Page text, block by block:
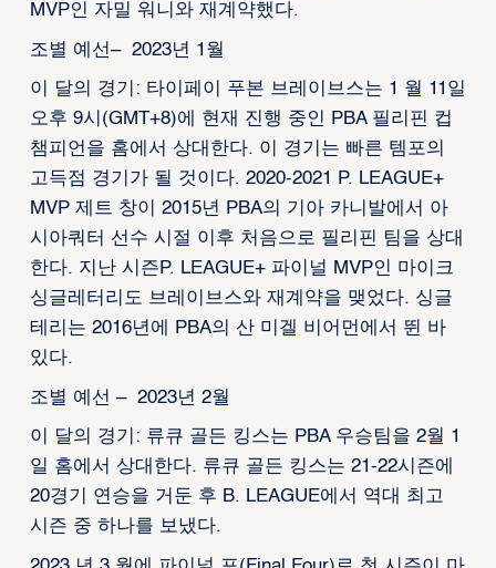
MVP인 자밀 워니와 재계약했다.
조별 예선– 2023년 1월
이 달의 경기: 타이페이 푸본 브레이브스는 1 월 11일
오후 9시(GMT+8)에 현재 진행 중인 PBA 필리핀 컵
챔피언을 홈에서 상대한다. 이 경기는 빠른 템포의
고득점 경기가 될 것이다. 2020-2021 P. LEAGUE+
MVP 제트 창이 2015년 PBA의 기아 카니발에서 아
시아쿼터 선수 시절 이후 처음으로 필리핀 팀을 상대
한다. 지난 시즌P. LEAGUE+ 파이널 MVP인 마이크
싱글레터리도 브레이브스와 재계약을 맺었다. 싱글
테리는 2016년에 PBA의 산 미겔 비어먼에서 뛴 바
있다.
조별 예선 – 2023년 2월
이 달의 경기: 류큐 골든 킹스는 PBA 우승팀을 2월 1
일 홈에서 상대한다. 류큐 골든 킹스는 21-22시즌에
20경기 연승을 거둔 후 B. LEAGUE에서 역대 최고
시즌 중 하나를 보냈다.